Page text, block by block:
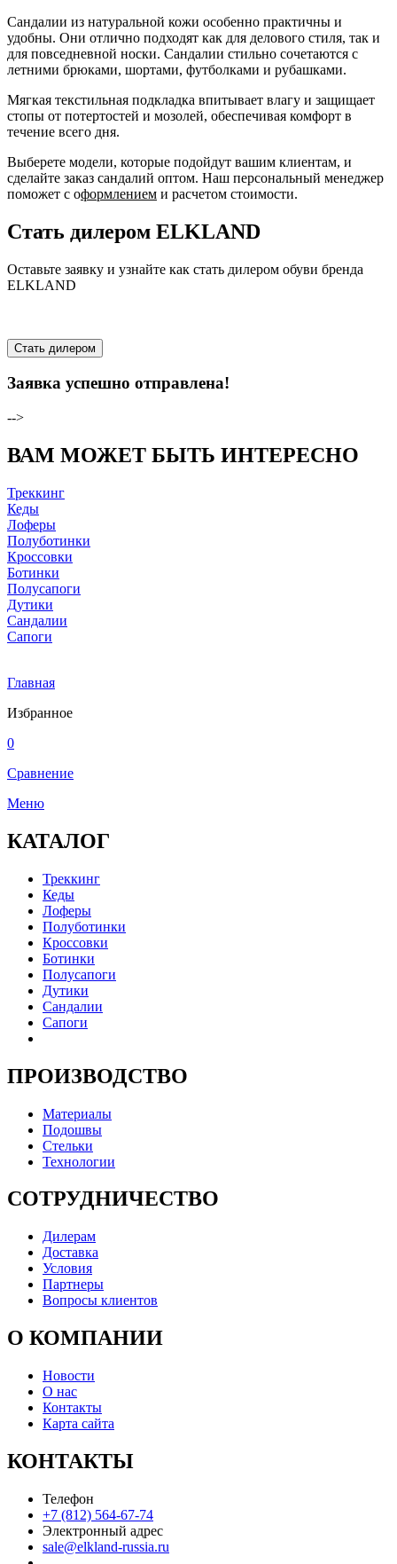
Сандалии из натуральной кожи особенно практичны и
удобны. Они отлично подходят как для делового стиля, так и
для повседневной носки. Сандалии стильно сочетаются с
летними брюками, шортами, футболками и рубашками.
Мягкая текстильная подкладка впитывает влагу и защищает
стопы от потертостей и мозолей, обеспечивая комфорт в
течение всего дня.
Выберете модели, которые подойдут вашим клиентам, и
сделайте заказ сандалий оптом. Наш персональный менеджер
поможет с оформлением и расчетом стоимости.
Стать дилером ELKLAND
Оставьте заявку и узнайте как стать дилером обуви бренда
ELKLAND
Стать дилером
Заявка успешно отправлена!
-->
ВАМ МОЖЕТ БЫТЬ ИНТЕРЕСНО
Треккинг
Кеды
Лоферы
Полуботинки
Кроссовки
Ботинки
Полусапоги
Дутики
Сандалии
Сапоги
Главная
Избранное
0
Сравнение
Меню
КАТАЛОГ
Треккинг
Кеды
Лоферы
Полуботинки
Кроссовки
Ботинки
Полусапоги
Дутики
Сандалии
Сапоги
ПРОИЗВОДСТВО
Материалы
Подошвы
Стельки
Технологии
СОТРУДНИЧЕСТВО
Дилерам
Доставка
Условия
Партнеры
Вопросы клиентов
О КОМПАНИИ
Новости
О нас
Контакты
Карта сайта
КОНТАКТЫ
Телефон
+7 (812) 564-67-74
Электронный адрес
sale@elkland-russia.ru